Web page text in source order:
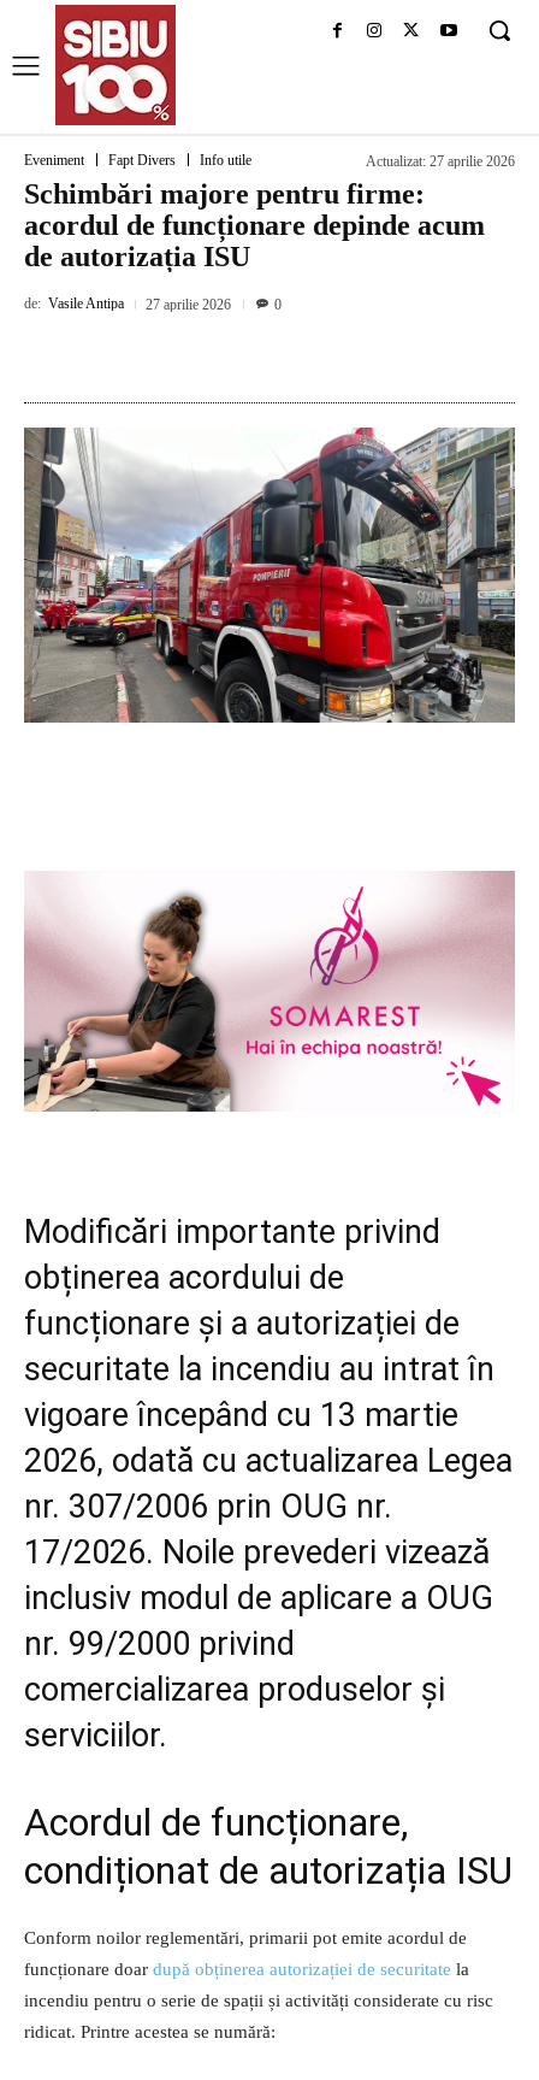
Eveniment Fapt Divers Info utile Actualizat: 27 aprilie 2026
Schimbări majore pentru firme:
acordul de funcționare depinde acum
de autorizația ISU
de: Vasile Antipa 27 aprilie 2026 0
Modificări importante privind
obținerea acordului de
funcționare și a autorizației de
securitate la incendiu au intrat în
vigoare începând cu 13 martie
2026, odată cu actualizarea Legea
nr. 307/2006 prin OUG nr.
17/2026. Noile prevederi vizează
inclusiv modul de aplicare a OUG
nr. 99/2000 privind
comercializarea produselor și
serviciilor.
Acordul de funcționare,
condiționat de autorizația ISU
Conform noilor reglementări, primarii pot emite acordul de
funcționare doar după obținerea autorizației de securitate la
incendiu pentru o serie de spații și activități considerate cu risc
ridicat. Printre acestea se numără: